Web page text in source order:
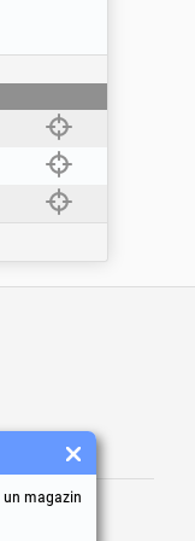
magazin